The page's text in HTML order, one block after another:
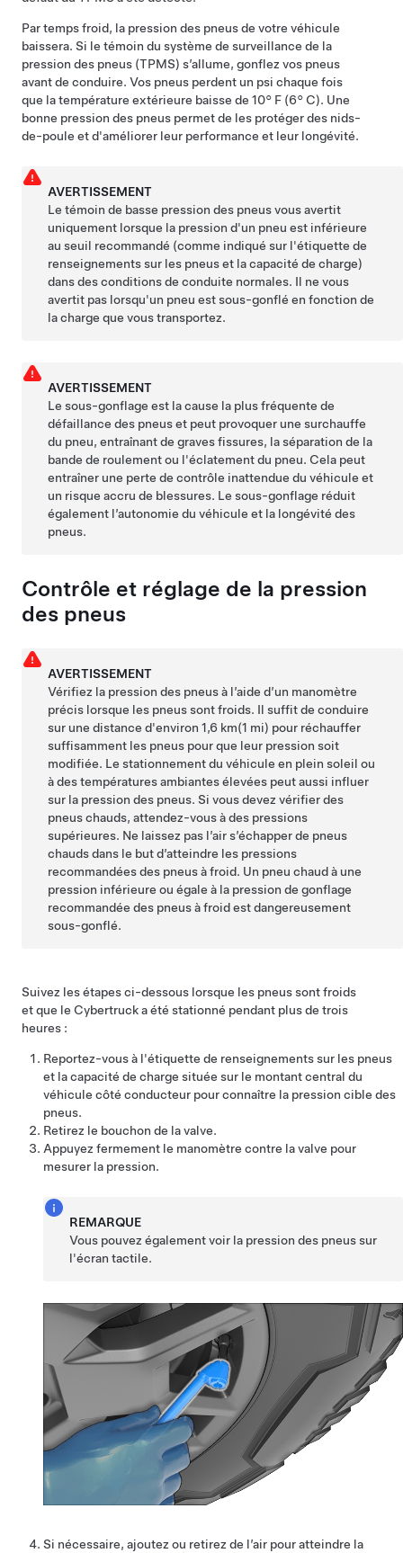
Par temps froid, la pression des pneus de votre véhicule
baissera. Si le témoin du système de surveillance de la
pression des pneus (TPMS) s’allume, gonflez vos pneus
avant de conduire. Vos pneus perdent un psi chaque fois
que la température extérieure baisse de 10° F (6° C). Une
bonne pression des pneus permet de les protéger des nids-
de-poule et d'améliorer leur performance et leur longévité.
AVERTISSEMENT
Le témoin de basse pression des pneus vous avertit
uniquement lorsque la pression d'un pneu est inférieure
au seuil recommandé (comme indiqué sur l'étiquette de
renseignements sur les pneus et la capacité de charge)
dans des conditions de conduite normales. Il ne vous
avertit pas lorsqu'un pneu est sous-gonflé en fonction de
la charge que vous transportez.
AVERTISSEMENT
Le sous-gonflage est la cause la plus fréquente de
défaillance des pneus et peut provoquer une surchauffe
du pneu, entraînant de graves fissures, la séparation de la
bande de roulement ou l'éclatement du pneu. Cela peut
entraîner une perte de contrôle inattendue du véhicule et
un risque accru de blessures. Le sous-gonflage réduit
également l’autonomie du véhicule et la longévité des
pneus.
Contrôle et réglage de la pression
des pneus
AVERTISSEMENT
Vérifiez la pression des pneus à l’aide d’un manomètre
précis lorsque les pneus sont froids. Il suffit de conduire
sur une distance d'environ 1,6 km(1 mi) pour réchauffer
suffisamment les pneus pour que leur pression soit
modifiée. Le stationnement du véhicule en plein soleil ou
à des températures ambiantes élevées peut aussi influer
sur la pression des pneus. Si vous devez vérifier des
pneus chauds, attendez-vous à des pressions
supérieures. Ne laissez pas l’air s’échapper de pneus
chauds dans le but d’atteindre les pressions
recommandées des pneus à froid. Un pneu chaud à une
pression inférieure ou égale à la pression de gonflage
recommandée des pneus à froid est dangereusement
sous-gonflé.
Suivez les étapes ci-dessous lorsque les pneus sont froids
et que le Cybertrucka été stationné pendant plus de trois
heures :
Reportez-vous à l'étiquette de renseignements sur les pneus
et la capacité de charge située sur le montant central du
véhicule côté conducteur pour connaître la pression cible des
pneus.
Retirez le bouchon de la valve.
Appuyez fermement le manomètre contre la valve pour
mesurer la pression.
REMARQUE
Vous pouvez également voir la pression des pneus sur
l'écran tactile.
Si nécessaire, ajoutez ou retirez de l’air pour atteindre la